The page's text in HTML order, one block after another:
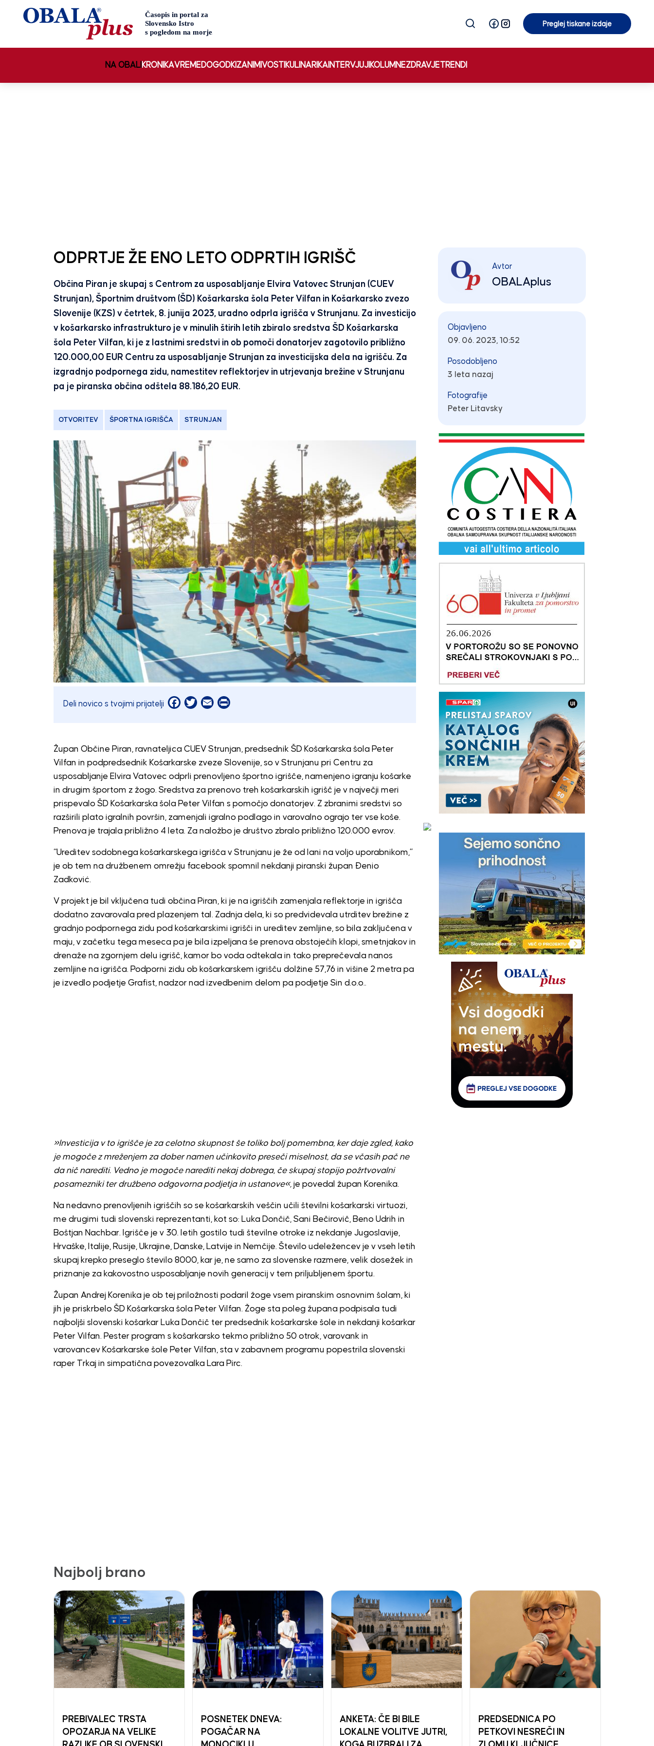
Preglej tiskane izdaje
NA OBALI KRONIKAVREMEDOGODKIZANIMIVOSTI KULINARIKA INTERVJUJI KOLUMNEZDRAVJETRENDI
ODPRTJE ŽE ENO LETO ODPRTIH IGRIŠČ
Občina Piran je skupaj s Centrom za usposabljanje Elvira Vatovec Strunjan (CUEV
Strunjan), Športnim društvom (ŠD) Košarkarska šola Peter Vilfan in Košarkarsko zvezo
Slovenije (KZS) v četrtek, 8. junija 2023, uradno odprla igrišča v Strunjanu. Za investicijo
v košarkarsko infrastrukturo je v minulih štirih letih zbiralo sredstva ŠD Košarkarska
šola Peter Vilfan, ki je z lastnimi sredstvi in ob pomoči donatorjev zagotovilo približno
120.000,00 EUR Centru za usposabljanje Strunjan za investicijska dela na igrišču. Za
izgradnjo podpornega zidu, namestitev reflektorjev in utrjevanja brežine v Strunjanu
pa je piranska občina odštela 88.186,20 EUR.
OTVORITEV ŠPORTNA IGRIŠČA STRUNJAN
Deli novico s tvojimi prijatelji Facebook
Twitter
EmailPrint
Župan Občine Piran, ravnateljica CUEV Strunjan, predsednik ŠD Košarkarska šola Peter
Vilfan in podpredsednik Košarkarske zveze Slovenije, so v Strunjanu pri Centru za
usposabljanje Elvira Vatovec odprli prenovljeno športno igrišče, namenjeno igranju košarke
in drugim športom z žogo. Sredstva za prenovo treh košarkarskih igrišč je v največji meri
prispevalo ŠD Košarkarska šola Peter Vilfan s pomočjo donatorjev. Z zbranimi sredstvi so
razširili plato igralnih površin, zamenjali igralno podlago in varovalno ograjo ter vse koše.
Prenova je trajala približno 4 leta. Za naložbo je društvo zbralo približno 120.000 evrov.
“Ureditev sodobnega košarkarskega igrišča v Strunjanu je že od lani na voljo uporabnikom,”
je ob tem na družbenem omrežju facebook spomnil nekdanji piranski župan Đenio
Zadković.
V projekt je bil vključena tudi občina Piran, ki je na igriščih zamenjala reflektorje in igrišča
dodatno zavarovala pred plazenjem tal. Zadnja dela, ki so predvidevala utrditev brežine z
gradnjo podpornega zidu pod košarkarskimi igrišči in ureditev zemljine, so bila zaključena v
maju, v začetku tega meseca pa je bila izpeljana še prenova obstoječih klopi, smetnjakov in
drenaže na zgornjem delu igrišč, kamor bo voda odtekala in tako preprečevala nanos
zemljine na igrišča. Podporni zidu ob košarkarskem igrišču dolžine 57,76 in višine 2 metra pa
je izvedlo podjetje Grafist, nadzor nad izvedbenim delom pa podjetje Sin d.o.o..
»Investicija v to igrišče je za celotno skupnost še toliko bolj pomembna, ker daje zgled, kako
je mogoče z mreženjem za dober namen učinkovito preseči miselnost, da se včasih pač ne
da nič narediti. Vedno je mogoče narediti nekaj dobrega, če skupaj stopijo požrtvovalni
posamezniki ter družbeno odgovorna podjetja in ustanove«, je povedal župan Korenika.
Na nedavno prenovljenih igriščih so se košarkarskih veščin učili številni košarkarski virtuozi,
me drugimi tudi slovenski reprezentanti, kot so: Luka Dončič, Sani Bečirovič, Beno Udrih in
Boštjan Nachbar. Igrišče je v 30. letih gostilo tudi številne otroke iz nekdanje Jugoslavije,
Hrvaške, Italije, Rusije, Ukrajine, Danske, Latvije in Nemčije. Število udeležencev je v vseh letih
skupaj krepko preseglo število 8000, kar je, ne samo za slovenske razmere, velik dosežek in
priznanje za kakovostno usposabljanje novih generacij v tem priljubljenem športu.
Župan Andrej Korenika je ob tej priložnosti podaril žoge vsem piranskim osnovnim šolam, ki
jih je priskrbelo ŠD Košarkarska šola Peter Vilfan. Žoge sta poleg župana podpisala tudi
najboljši slovenski košarkar Luka Dončič ter predsednik košarkarske šole in nekdanji košarkar
Peter Vilfan. Pester program s košarkarsko tekmo približno 50 otrok, varovank in
varovancev Košarkarske šole Peter Vilfan, sta v zabavnem programu popestrila slovenski
raper Trkaj in simpatična povezovalka Lara Pirc.
Avtor
OBALAplus
Objavljeno
09. 06. 2023, 10:52
Posodobljeno
3 leta nazaj
Fotografije
Peter Litavsky
Najbolj brano
PREBIVALEC TRSTA
OPOZARJA NA VELIKE
POSNETEK DNEVA:
POGAČAR NA
ANKETA: ČE BI BILE
LOKALNE VOLITVE JUTRI,
PREDSEDNICA PO
PETKOVI NESREČI IN